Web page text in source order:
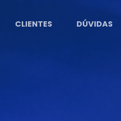
CLIENTES DÚVIDAS